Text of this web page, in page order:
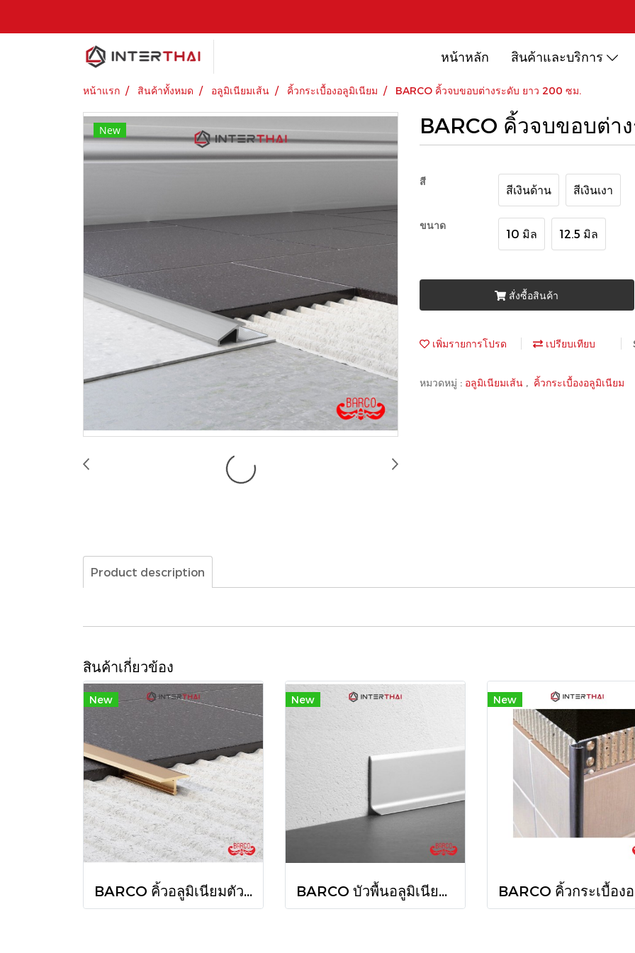
หน้าหลัก สินค้าและบริการ
หน้าแรก สินค้าทั้งหมด อลูมิเนียมเส้น คิ้วกระเบื้องอลูมิเนียม BARCO คิ้วจบขอบต่างระดับ ยาว 200 ซม.
New BARCO คิ้วจบขอบต่า
สี
สีเงินด้าน สีเงินเงา
ขนาด
10 มิล 12.5 มิล
สั่งซื้อสินค้า
เพิ่มรายการโปรด เปรียบเทียบ
หมวดหมู่ : อลูมิเนียมเส้น , คิ้วกระเบื้องอลูมิเนียม
Product description
สินค้าเกี่ยวข้อง
New
BARCO คิ้วอลูมิเนียมตัวที ยาว 2 เมตร
New
BARCO บัวพื้นอลูมิเนียม 40 มิล 80 มิล ยาว 2 เมตร
New